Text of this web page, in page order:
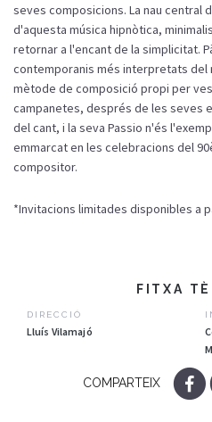
seves composicions. La nau central
d'aquesta música hipnòtica,
retornar a l'encant de la simplicitat.
contemporanis més interpretats del
mètode de composició propi per
campanetes, després de les seves
del cant, i la seva Passio n'és
emmarcat en les celebracions del
compositor.
*Invitacions limitades disponibles a
FITXA
DIRECCIÓ
Lluís Vilamajó
COMPARTEIX